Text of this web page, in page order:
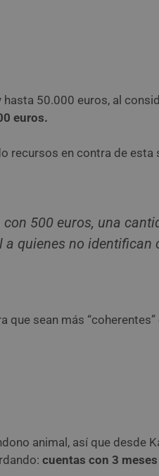
50.000 euros, al
euros.
recursos en contra de esta
500 euros, una
quienes no identifican
que sean más “coherentes”
animal, así que desde
cuentas con 3 meses